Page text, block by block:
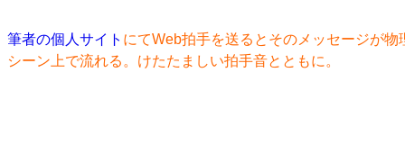
筆者の個人サイト にてWeb拍手を送るとそのメッセージが物
シーン上で流れる。けたたましい拍手音とともに。